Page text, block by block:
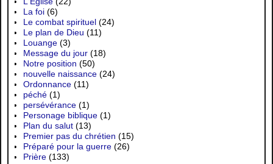
La foi (6)
Le combat spirituel (24)
Le plan de Dieu (11)
Louange (3)
Message du jour (18)
Notre position (50)
nouvelle naissance (24)
Ordonnance (11)
péché (1)
persévérance (1)
Personage biblique (1)
Plan du salut (13)
Premier pas du chrétien (15)
Préparé pour la guerre (26)
Prière (133)